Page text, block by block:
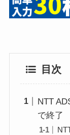
目次
NTT
で終了